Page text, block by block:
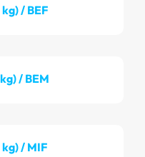
/ BEF
/ BEM
kg) / MIF